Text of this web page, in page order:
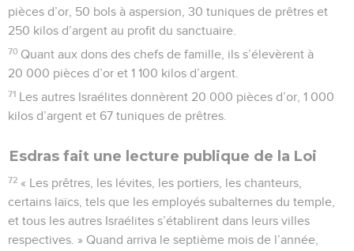
pièces d’or, 50 bols à aspersion, 30 tuniques de prêtres et
250 kilos d’argent au profit du sanctuaire.
70 Quant aux dons des chefs de famille, ils s’élevèrent à
20 000 pièces d’or et 1 100 kilos d’argent.
71 Les autres Israélites donnèrent 20 000 pièces d’or, 1 000
kilos d’argent et 67 tuniques de prêtres.
Esdras fait une lecture publique de la Loi
72 « Les prêtres, les lévites, les portiers, les chanteurs,
certains laïcs, tels que les employés subalternes du temple,
et tous les autres Israélites s’établirent dans leurs villes
respectives. » Quand arriva le septième mois de l’année,